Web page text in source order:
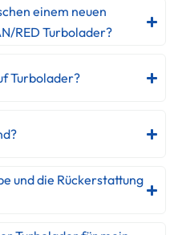
einem neuen
RED Turbolader?
Turbolader?
und die Rückerstattung